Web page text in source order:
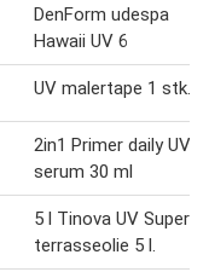
DenForm udespa
Hawaii UV 6
UV malertape 1 stk.
2in1 Primer daily UV
serum 30 ml
5 l Tinova UV Super
terrasseolie 5 l.